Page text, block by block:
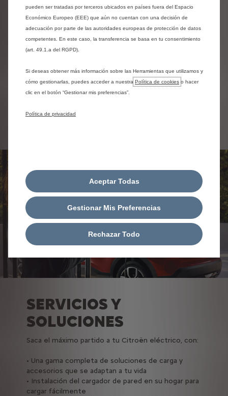
Garantía de 8 años/160 000 km
La refabricación o reciclaje de baterías al final de
su vida útil
Cita online
Obten un presupuesto
SERVICIOS Y
SOLUCIONES
Saca el máximo partido a tu Citroën eléctrico, con:
• Una gama completa de soluciones de carga y
accesorios que se adaptan a tu vida
• Instalación del cargador de pared en su hogar para
cargar fácilmente
pueden ser tratadas por terceros ubicados en países fuera del Espacio
Económico Europeo (EEE) que aún no cuentan con una decisión de
adecuación por parte de las autoridades europeas de protección de datos
competentes. En este caso, la transferencia se basa en tu consentimiento
(art. 49.1.a del RGPD).
Si deseas obtener más información sobre las Herramientas que utilizamos y
cómo gestionarlas, puedes acceder a nuestra Política de cookies o hacer
clic en el botón “Gestionar mis preferencias”.
Política de privacidad
Gestionar Mis Preferencias
Aceptar Todas
Rechazar Todo